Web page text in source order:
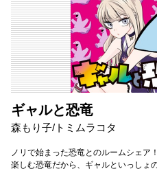
ギャルと恐竜
森もり子/ トミムラコタ
ノリで始まった恐竜とのルームシェア
楽しむ恐竜だから、ギャルといっしょ